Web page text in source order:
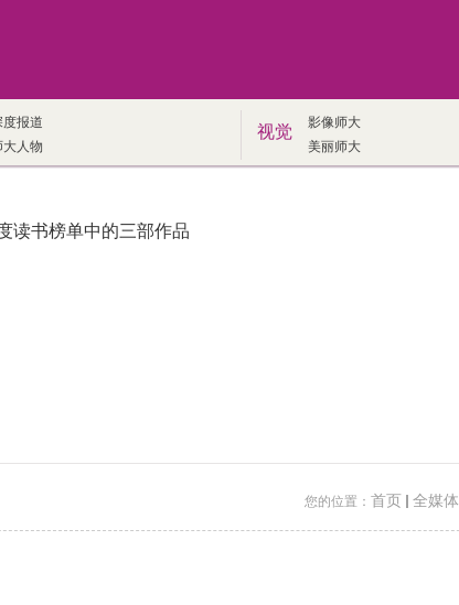
度报道
大人物
视觉
影像师大
美丽师大
读书榜单中的三部作品
您的位置： 首页 全媒体